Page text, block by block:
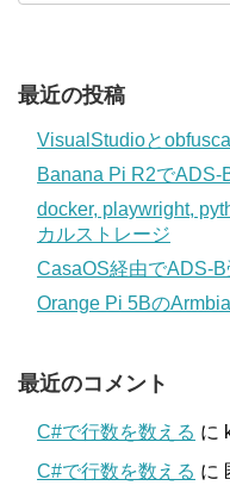
最近の投稿
VisualStudioと
Banana Pi R2でADS-
docker, playwright,
カルストレージ
CasaOS経由でADS-
Orange Pi 5Bの
最近のコメント
C#で行数を数える に
C#で行数を数える に